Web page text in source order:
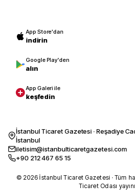
App Store'dan
indirin
Google Play'den
alın
App Galeri ile
keşfedin
İstanbul Ticaret Gazetesi · Reşadiye
İstanbul
iletisim@istanbulticaretgazetesi.com
+90 212 467 65 15
© 2026 İstanbul Ticaret Gazetesi · Tüm
Ticaret Odası